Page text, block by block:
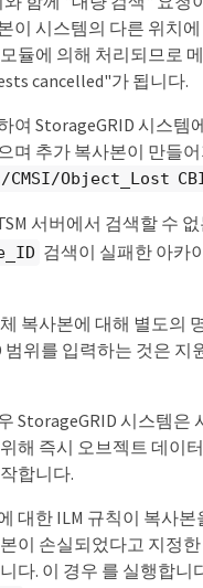
이 시스템의 다른 위치
듈에 의해 처리되므로
cancelled"가 됩니다.
여 StorageGRID 시스템
며 추가 복사본이 만들
Object_Lost
서버에서 검색할 수
검색이 실패한 아카
복사본에 대해 별도의
범위를 입력하는 것은 지
StorageGRID 시스템은
해 즉시 오브젝트 데이
합니다.
대한 ILM 규칙이 복사본
이 손실되었다고 지정
다. 이 경우 를 실행합니